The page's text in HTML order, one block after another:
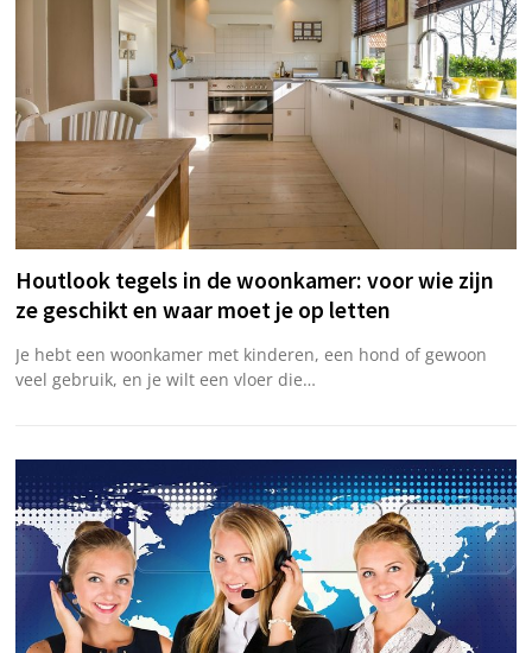
Houtlook tegels in de woonkamer: voor wie zijn
ze geschikt en waar moet je op letten
Je hebt een woonkamer met kinderen, een hond of gewoon
veel gebruik, en je wilt een vloer die…